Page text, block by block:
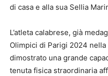
di casa e alla sua Sellia
L’atleta calabrese, già
Olimpici di Parigi 2024
dimostrato una grande
tenuta fisica straordinaria